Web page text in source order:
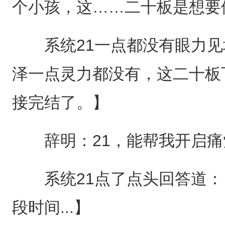
个小孩，这……二十板是想要
系统21一点都没有眼力见
泽一点灵力都没有，这二十
接完结了。】
辞明：21，能帮我开启痛
系统21点了点头回答道：
段时间...】